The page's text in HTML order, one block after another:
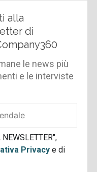
alla
di
le news più
e le interviste
Privacye di